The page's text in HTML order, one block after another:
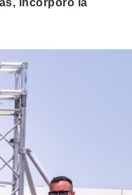
incorporó la